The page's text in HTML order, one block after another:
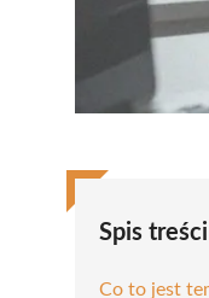
Spis treści
Co to jest